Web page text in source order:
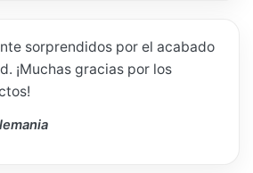
sorprendidos por el acabado
¡Muchas gracias por los